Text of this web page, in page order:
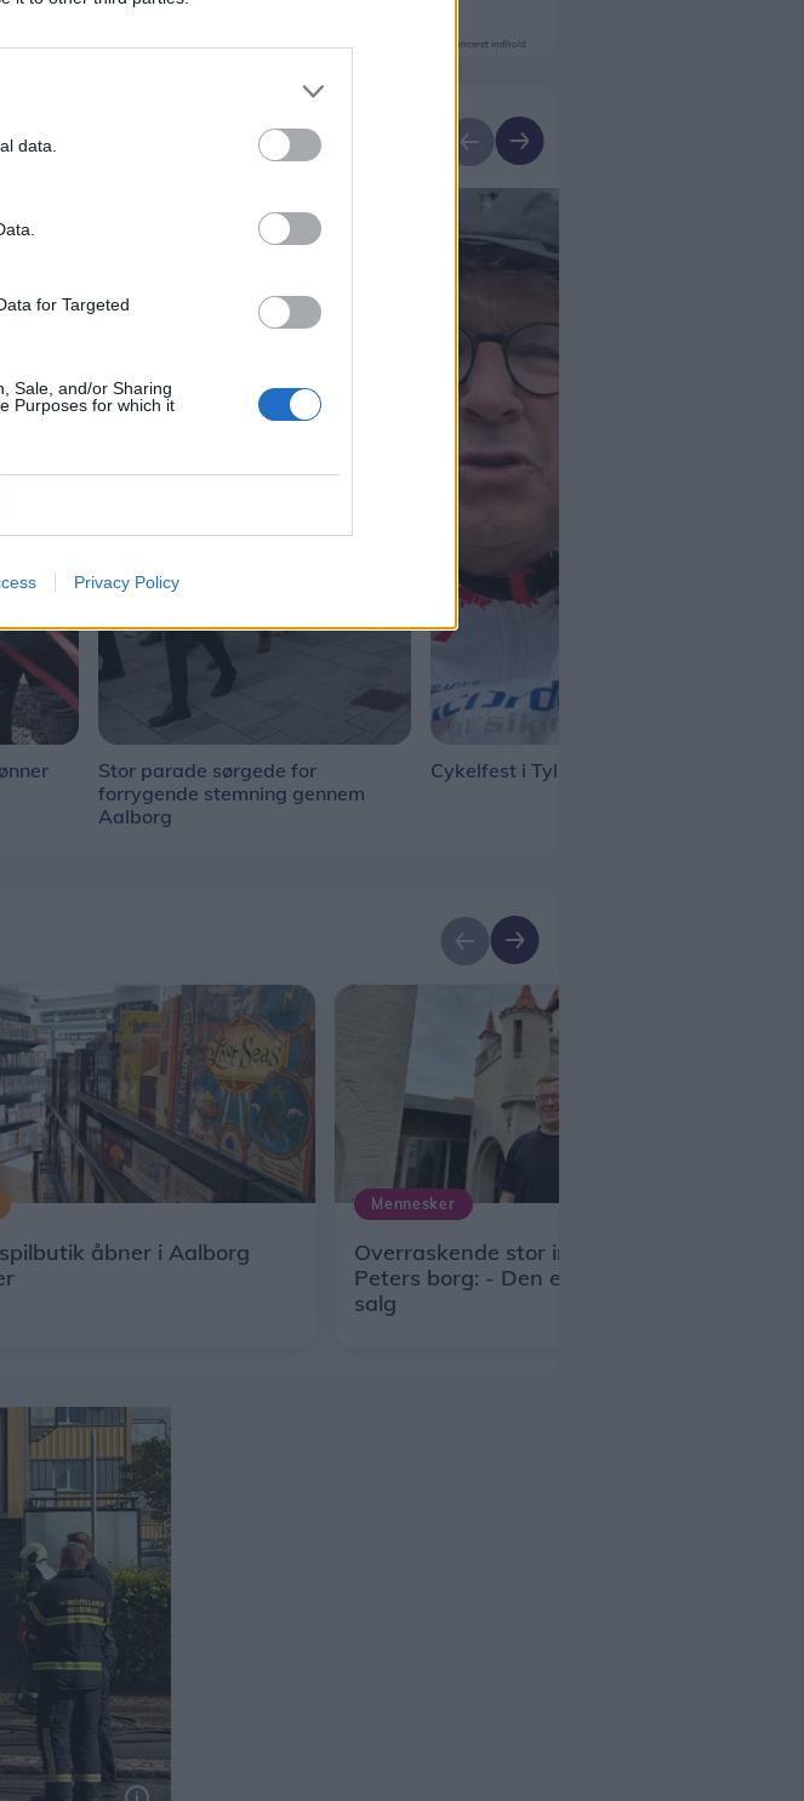
data.
for Targeted
Sale, and/or Sharing
Purposes for which it
Privacy Policy
Annonceret indhold
Stor parade sørgede for
forrygende stemning gennem
Aalborg
Cykelfest i Tylstrup
åbner i Aalborg
Mennesker
Overraskende stor interesse for
Peters borg: - Den er ikke længere til
salg